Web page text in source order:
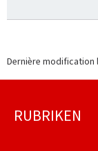
Dernière modification
Footer
RUBRIKEN